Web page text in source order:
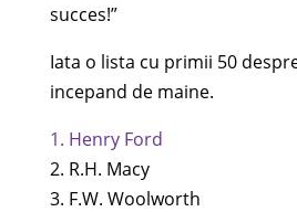
succes!”
Iata o lista cu primii 50
incepand de maine.
1. Henry Ford
2. R.H. Macy
3. F.W. Woolworth